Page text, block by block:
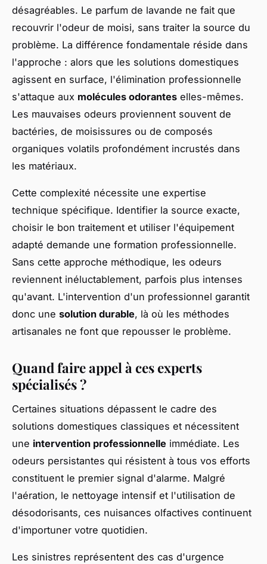
désagréables. Le parfum de lavande ne fait que
recouvrir l'odeur de moisi, sans traiter la source du
problème. La différence fondamentale réside dans
l'approche : alors que les solutions domestiques
agissent en surface, l'élimination professionnelle
s'attaque aux molécules odorantes elles-mêmes.
Les mauvaises odeurs proviennent souvent de
bactéries, de moisissures ou de composés
organiques volatils profondément incrustés dans
les matériaux.
Cette complexité nécessite une expertise
technique spécifique. Identifier la source exacte,
choisir le bon traitement et utiliser l'équipement
adapté demande une formation professionnelle.
Sans cette approche méthodique, les odeurs
reviennent inéluctablement, parfois plus intenses
qu'avant. L'intervention d'un professionnel garantit
donc une solution durable, là où les méthodes
artisanales ne font que repousser le problème.
Quand faire appel à ces experts
spécialisés ?
Certaines situations dépassent le cadre des
solutions domestiques classiques et nécessitent
une intervention professionnelle immédiate. Les
odeurs persistantes qui résistent à tous vos efforts
constituent le premier signal d'alarme. Malgré
l'aération, le nettoyage intensif et l'utilisation de
désodorisants, ces nuisances olfactives continuent
d'importuner votre quotidien.
Les sinistres représentent des cas d'urgence